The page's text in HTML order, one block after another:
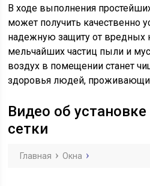
В ходе выполнения
может получить качественно
надежную защиту от вредных
мельчайших частиц пыли и
воздух в помещении станет
здоровья людей,
Видео об
сетки
Главная Окна